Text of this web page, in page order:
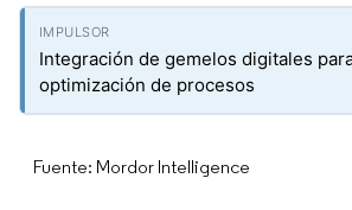
Integración de gemelos digitales
optimización de procesos
Fuente: Mordor Intelligence